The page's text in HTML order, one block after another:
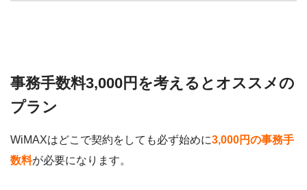
事務手数料3,000円を考えるとオススメの
プラン
WiMAXはどこで契約をしても必ず始めに3,000円の事務手
数料が必要になります。